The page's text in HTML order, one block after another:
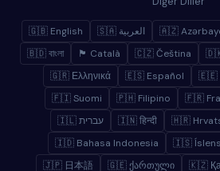
🇬🇧 English 🇸🇦 العربية 🇦🇿
🇧🇩 বাংলা
🏴 Català 🇨🇿 Čeština
🇬🇷 Ελληνικά
🇪🇸 Español 🇪🇪
🇫🇮 Suomi
🇵🇭 Filipino 🇫🇷
🇮🇱 עברית
🇮🇳 हिन्दी 🇭🇷
🇮🇩 Bahasa Indonesia
🇮🇸
🇯🇵 日本語
🇬🇪 ქართული 🇰🇿